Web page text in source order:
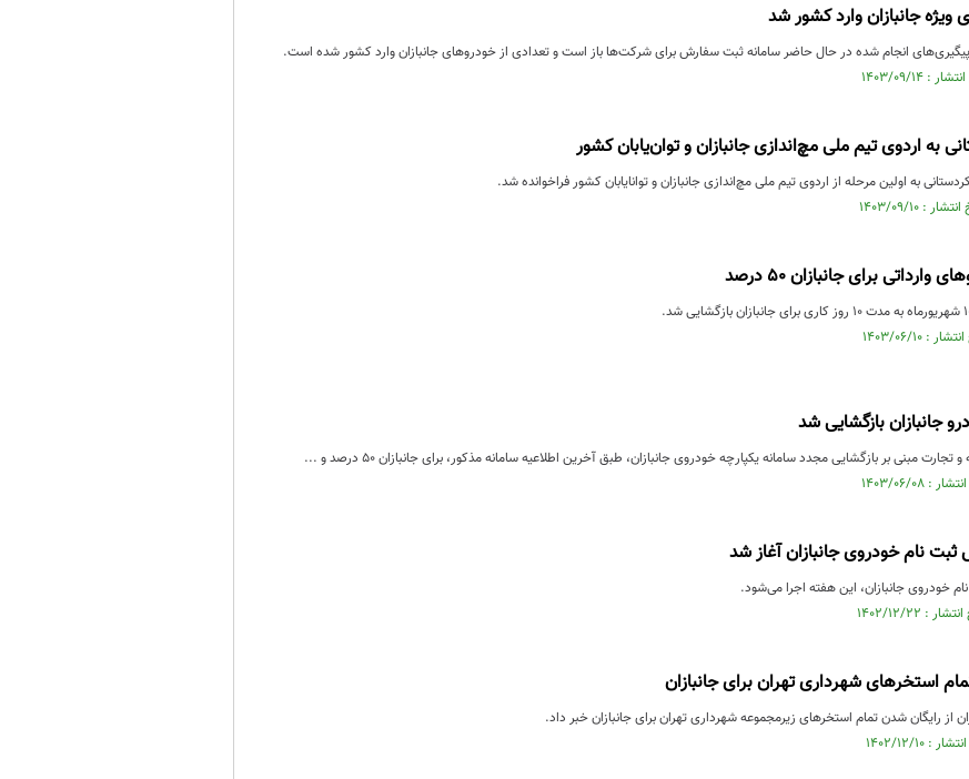
جانبازان وارد کشور شد
انجام شده در حال حاضر سامانه ثبت سفارش برای شرکت‌ها باز است و تعدادی از خودروهای جانبازان وارد کشور شده است.
به اردوی تیم ملی مچ‌اندازی جانبازان و توان‌یابان کشور
به اولین مرحله از اردوی تیم ملی مچ‌اندازی جانبازان و توانایابان کشور فراخوانده شد.
برای جانبازان ۵۰ درصد
جانبازان بازگشایی شد
مبنی بر بازگشایی مجدد سامانه‌ یکپارچه خودروی جانبازان، طبق آخرین اطلاعیه سامانه مذکور، برای جانبازان ۵۰ درصد و ...
نام خودروی جانبازان آغاز شد
خودروی جانبازان، این هفته اجرا می‌شود.
استخرهای شهرداری تهران برای جانبازان
رایگان شدن تمام استخرهای زیرمجموعه شهرداری تهران برای جانبازان خبر داد.